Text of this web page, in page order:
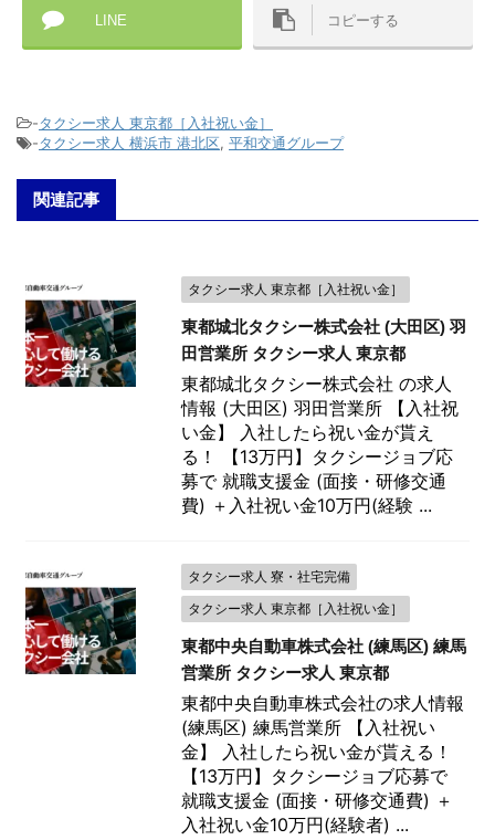
LINE コピーする
-タクシー求人 東京都［入社祝い金］
-タクシー求人 横浜市 港北区, 平和交通グループ
関連記事
タクシー求人 東京都［入社祝い金］
東都城北タクシー株式会社 (大田区) 羽
田営業所 タクシー求人 東京都
東都城北タクシー株式会社 の求人
情報 (大田区) 羽田営業所 【入社祝
い金】 入社したら祝い金が貰え
る！ 【13万円】タクシージョブ応
募で 就職支援金 (面接・研修交通
費) ＋入社祝い金10万円(経験 ...
タクシー求人 寮・社宅完備
タクシー求人 東京都［入社祝い金］
東都中央自動車株式会社 (練馬区) 練馬
営業所 タクシー求人 東京都
東都中央自動車株式会社の求人情報
(練馬区) 練馬営業所 【入社祝い
金】 入社したら祝い金が貰える！
【13万円】タクシージョブ応募で
就職支援金 (面接・研修交通費) ＋
入社祝い金10万円(経験者) ...